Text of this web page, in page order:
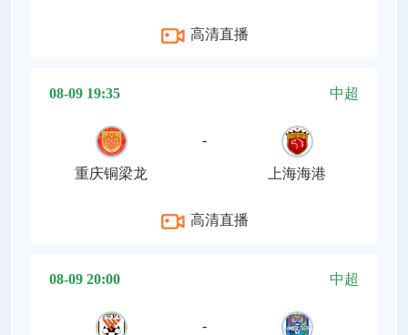
高清直播
08-09 19:35 中超
重庆铜梁龙
-
上海海港
高清直播
08-09 20:00 中超
-